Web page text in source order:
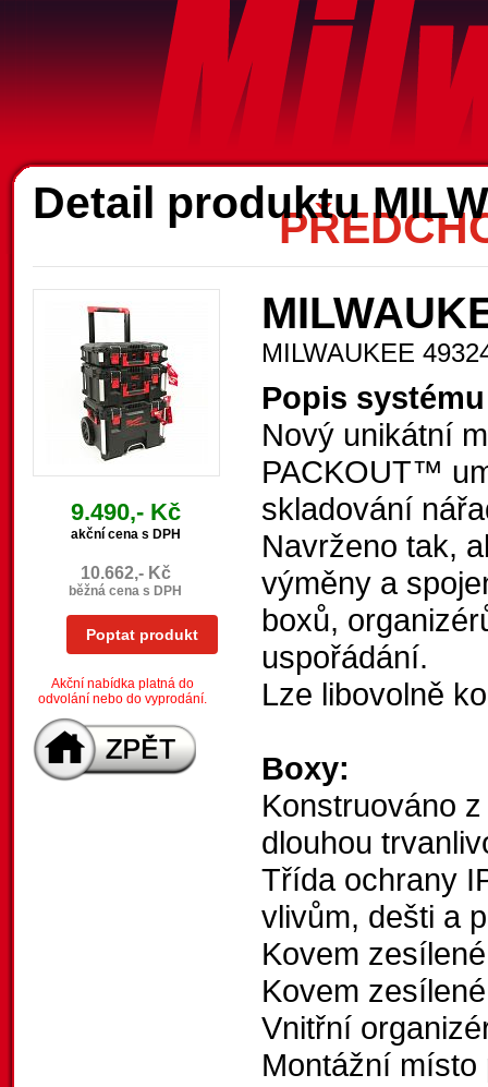
Detail produktu
9.490,- Kč
akční cena s DPH
10.662,- Kč
běžná cena s DPH
Poptat produkt
Akční nabídka platná do
odvolání nebo do vyprodání.
MILWAUKEE
Popis
Nový unikátní
PACKOUT™
skladování
Navrženo tak,
výměny a
boxů,
uspořádání.
Lze libovolně
Boxy:
Konstruováno
dlouhou
Třída ochrany
vlivům, dešti a
Kovem
Kovem
Vnitřní
Montážní